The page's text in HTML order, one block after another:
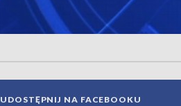
UDOSTĘPNIJ NA FACEBOOKU